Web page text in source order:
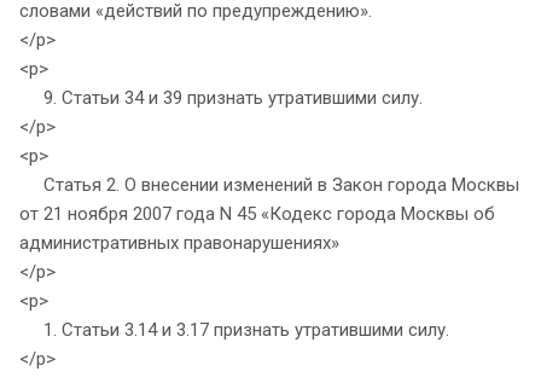
словами «действий по предупреждению».
</p>
<p>
9. Статьи 34 и 39 признать утратившими силу.
</p>
<p>
Статья 2. О внесении изменений в Закон города Москвы
от 21 ноября 2007 года N 45 «Кодекс города Москвы об
административных правонарушениях»
</p>
<p>
1. Статьи 3.14 и 3.17 признать утратившими силу.
</p>